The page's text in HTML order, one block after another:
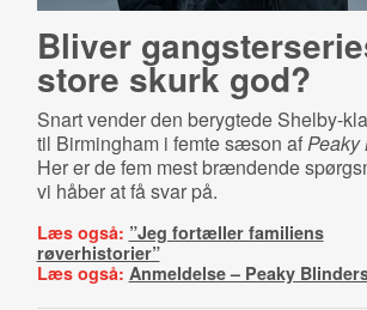
Bliver
store skurk god?
Snart vender den berygtede Shelby-
til Birmingham i femte sæson afPeaky
Her er de fem mest brændende
vi håber at få svar på.
Læs også: ”Jeg fortæller familiens
røverhistorier”
Læs også: Anmeldelse – Peaky